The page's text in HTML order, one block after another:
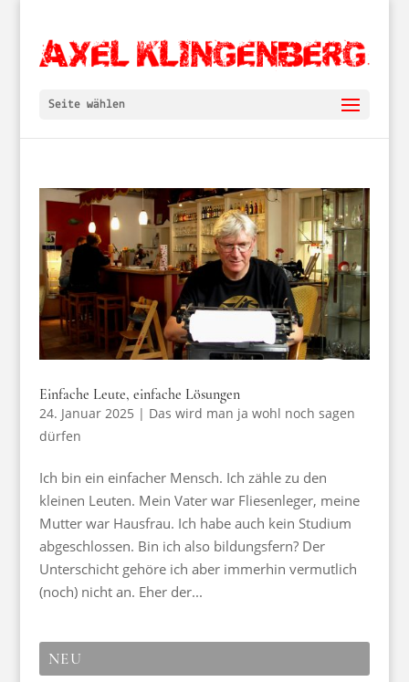
Seite wählen
Einfache Leute, einfache Lösungen
24. Januar 2025 | Das wird man ja wohl noch sagen
dürfen
Ich bin ein einfacher Mensch. Ich zähle zu den
kleinen Leuten. Mein Vater war Fliesenleger, meine
Mutter war Hausfrau. Ich habe auch kein Studium
abgeschlossen. Bin ich also bildungsfern? Der
Unterschicht gehöre ich aber immerhin vermutlich
(noch) nicht an. Eher der...
NEU